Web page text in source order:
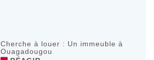
Cherche à louer : Un immeuble à
Ouagadougou